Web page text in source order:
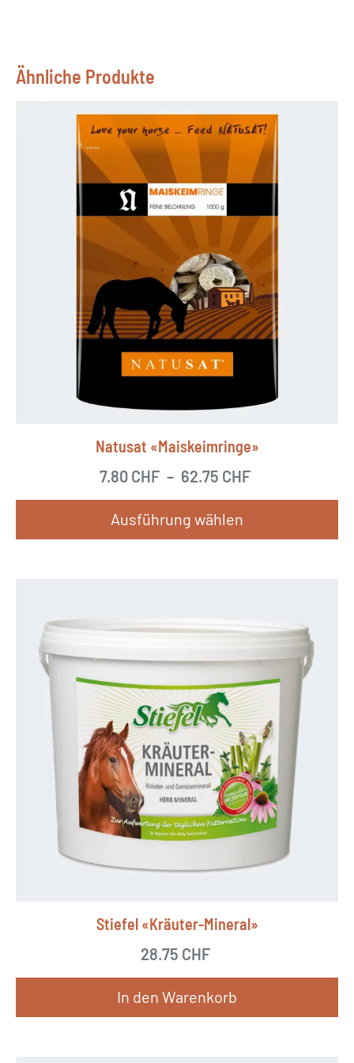
Ähnliche Produkte
Natusat «Maiskeimringe»
7.80 CHF – 62.75 CHF
Ausführung wählen
s
P
r
o
d
u
k
t
s
t
m
e
Stiefel «Kräuter-Mineral»
28.75 CHF
In den Warenkorb